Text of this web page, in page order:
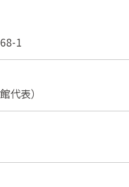
1
代表）